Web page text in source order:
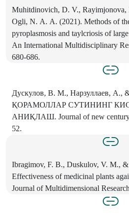
Muhitdinovich, D. V.,
Ogli, N. А. А. (2021). Methods of
pyroplasmosis and taylcriosis of
An International Multidisciplinary
680-686.
Дускулов, В. М., Нарзуллаев, А.,
ҚОРАМОЛЛАР СУТИНИНГ
АНИҚЛАШ. Journal of new century
52.
Ibragimov, F. B., Duskulov, V. M.,
Effectiveness of medicinal plants
Journal of Multidimensional